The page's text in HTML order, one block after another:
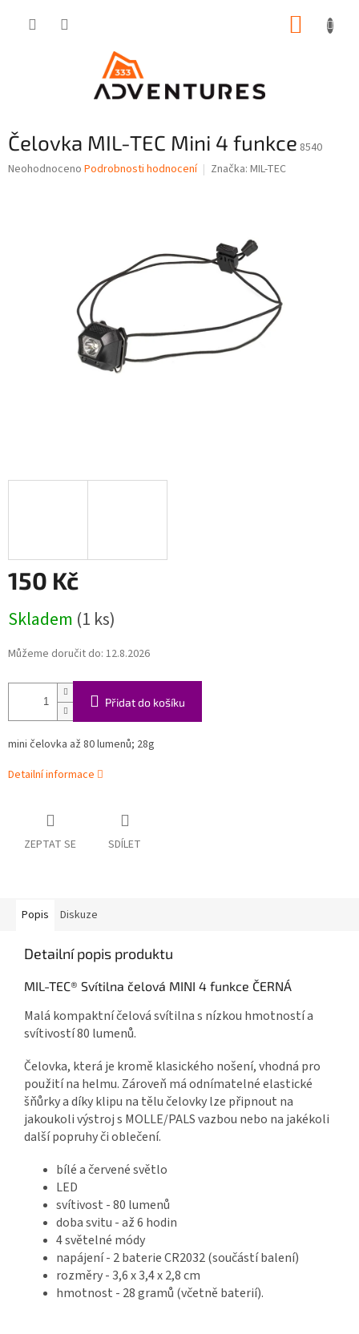
Čelovka MIL-TEC Mini 4 funkce 8540
Průměrné
Neohodnoceno Podrobnosti hodnocení Značka: MIL-TEC
150 Kč
cena:
Skladem (1 ks)
Můžeme doručit do: 12.8.2026
Přidat do košíku
mini čelovka až 80 lumenů; 28g
Detailní informace
ZEPTAT SE SDÍLET
Popis Diskuze
Detailní popis produktu
MIL-TEC® Svítilna čelová MINI 4 funkce ČERNÁ
Malá kompaktní čelová svítilna s nízkou hmotností a
svítivostí 80 lumenů.
Čelovka, která je kromě klasického nošení, vhodná pro
použití na helmu. Zároveň má odnímatelné elastické
šňůrky a díky klipu na tělu čelovky lze připnout na
jakoukoli výstroj s MOLLE/PALS vazbou nebo na jakékoli
další popruhy či oblečení.
bílé a červené světlo
LED
svítivost - 80 lumenů
doba svitu - až 6 hodin
4 světelné módy
napájení - 2 baterie CR2032 (součástí balení)
rozměry - 3,6 x 3,4 x 2,8 cm
hmotnost - 28 gramů (včetně baterií).